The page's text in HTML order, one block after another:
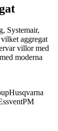
Systemair,
aggregat
villor med
moderna
Husqvarna
PM